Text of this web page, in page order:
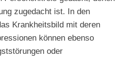
zugedacht ist. In den
Krankheitsbild mit deren
können ebenso
oder